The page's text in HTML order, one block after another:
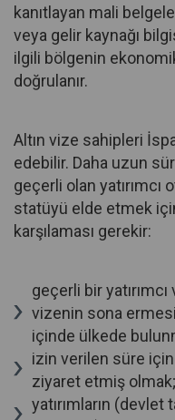
kanıtlayan mali
veya gelir kaynağı
ilgili bölgenin
doğrulanır.
Altın vize sahipleri
edebilir. Daha uzun
geçerli olan yatırımcı
statüyü elde etmek
karşılaması gerekir:
geçerli bir
vizenin sona
içinde ülkede
izin verilen süre
ziyaret etmiş olmak;
yatırımların